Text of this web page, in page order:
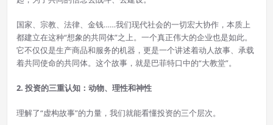
国家、宗教、法律、金钱……我们现代社会的一切宏大协作，本质上
都建立在这种“想象的共同体”之上。一个真正伟大的企业也是如此。
它不仅仅是生产商品和服务的机器，更是一个讲述着动人故事、承载
着共同使命的共同体。这个故事，就是巴菲特口中的“大教堂”。
2. 投资的三重认知：动物、理性和神性
理解了“虚构故事”的力量，我们就能看懂投资的三个层次。